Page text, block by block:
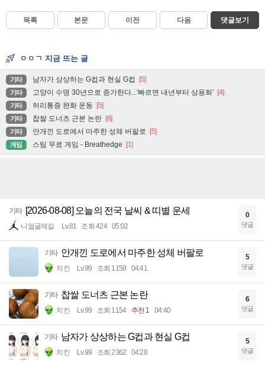
목록 본문 이전 다음 댓글보기
ㅇㅇㄱ 지금 뜨는 글
기타 남자가 상상하는 G컵과 현실 G컵 [5]
기타 고양이 수명 30년으로 증가한다...'빠르면 내년부터 상용화' [4]
기타 허리통증 완화 운동 [5]
기타 찹쌀 도너츠 근본 논란 [6]
기타 안개낀 도로에서 마주한 성체 버팔로 [5]
게임 스팀 무료 게임 - Breathedge [1]
기타 [2026-08-08] 오늘의 전국 날씨 & 띠별 운세
니얼굴제길 Lv.81 조회 424 05:02
0
댓글
기타 안개낀 도로에서 마주한 성체 버팔로
치킨 Lv.99 조회 1159 04:41
5
댓글
기타 찹쌀 도너츠 근본 논란
치킨 Lv.99 조회 1154 추천 1 04:40
6
댓글
기타 남자가 상상하는 G컵과 현실 G컵
치킨 Lv.99 조회 2362 04:28
5
댓글